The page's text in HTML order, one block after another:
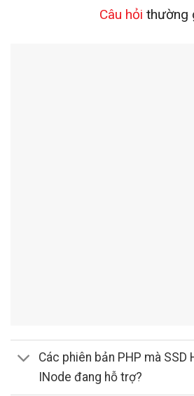
Câu hỏi thường
Các phiên bản PHP mà SSD
INode đang hỗ trợ?